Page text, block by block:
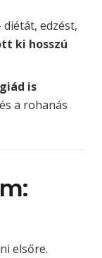
edzést,
ki hosszú
is
a rohanás
elsőre.